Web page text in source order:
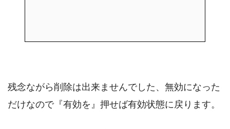
残念ながら削除は出来ませんでした、無効になった
だけなので『有効を』押せば有効状態に戻ります。